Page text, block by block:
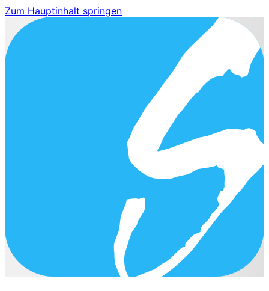
Zum Hauptinhalt springen